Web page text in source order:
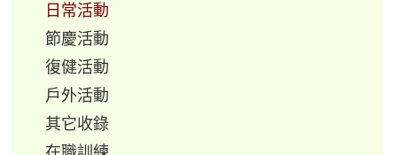
日常活動
節慶活動
復健活動
戶外活動
其它收錄